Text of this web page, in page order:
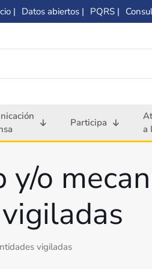
| Datos abiertos | PQRS |
Participa
a
o
vigiladas